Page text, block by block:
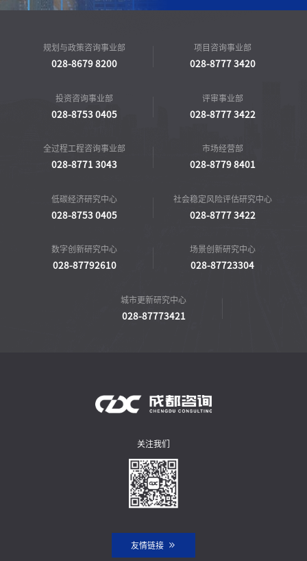
规划与政策咨询事业部
028-8679 8200
项目咨询事业部
028-8777 3420
投资咨询事业部
028-8753 0405
评审事业部
028-8777 3422
全过程工程咨询事业部
028-8771 3043
市场经营部
028-8779 8401
低碳经济研究中心
028-8753 0405
社会稳定风险评估研究中心
028-8777 3422
数字创新研究中心
028-87792610
场景创新研究中心
028-87723304
城市更新研究中心
028-87773421
关注我们
友情链接